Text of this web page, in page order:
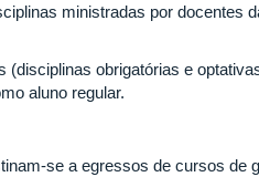
ministradas por docentes
(disciplinas obrigatórias e
aluno regular.
se a egressos de cursos de